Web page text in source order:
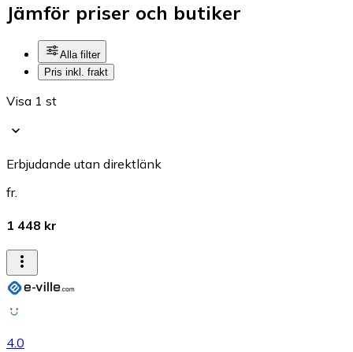
Jämför priser och butiker
Alla filter
Pris inkl. frakt
Visa 1 st
Erbjudande utan direktlänk
fr.
1 448 kr
4.0